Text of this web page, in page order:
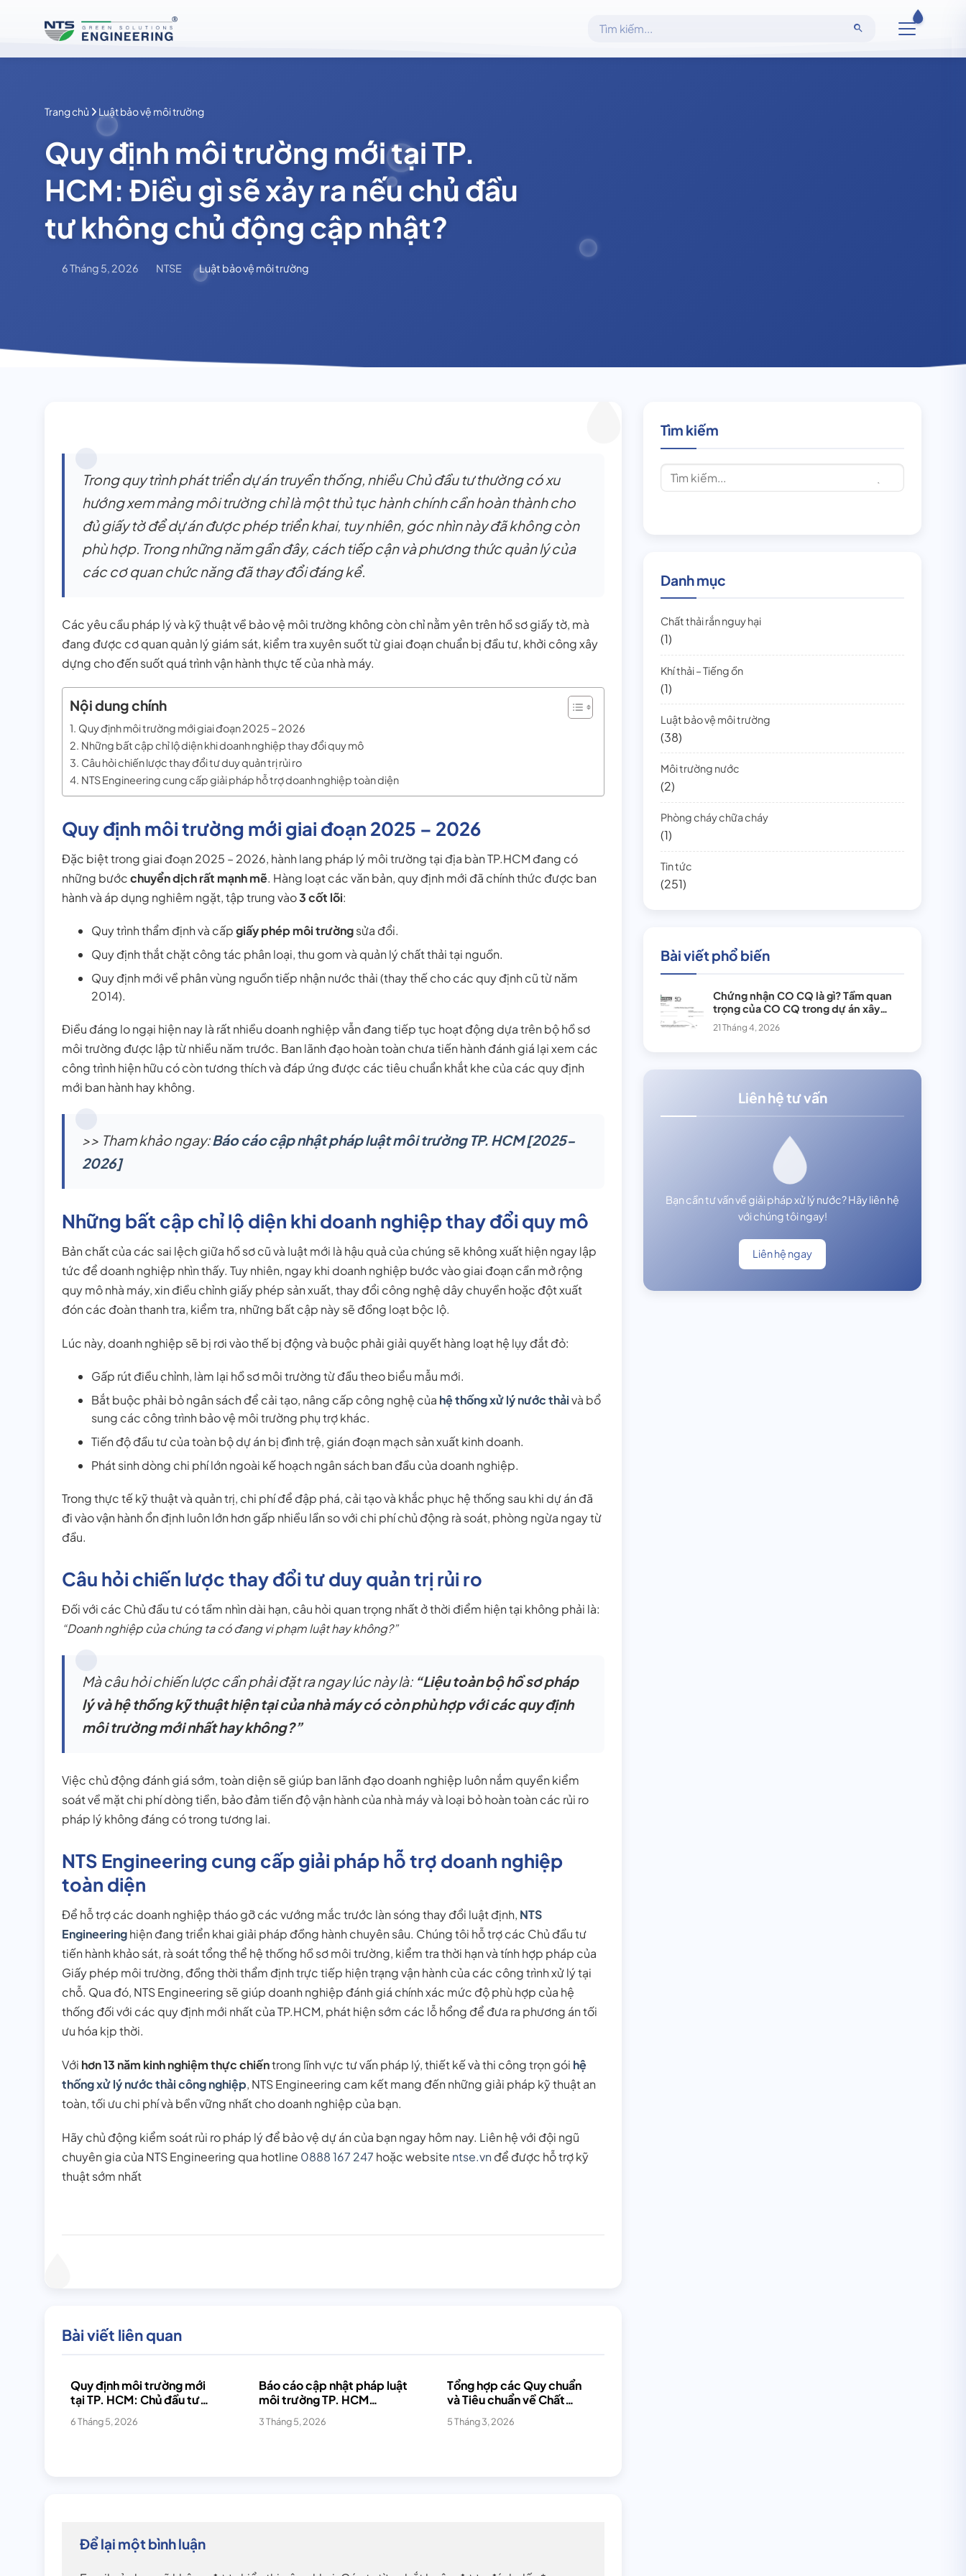
dung
Trang chủ Luật bảo vệ môi trường
Quy định môi trường mới tại TP.
HCM: Điều gì sẽ xảy ra nếu chủ đầu
tư không chủ động cập nhật?
6 Tháng 5, 2026 NTSE Luật bảo vệ môi trường
Trong quy trình phát triển dự án truyền thống, nhiều Chủ đầu tư thường có xu
hướng xem mảng môi trường chỉ là một thủ tục hành chính cần hoàn thành cho
đủ giấy tờ để dự án được phép triển khai, tuy nhiên, góc nhìn này đã không còn
phù hợp. Trong những năm gần đây, cách tiếp cận và phương thức quản lý của
các cơ quan chức năng đã thay đổi đáng kể.
Các yêu cầu pháp lý và kỹ thuật về bảo vệ môi trường không còn chỉ nằm yên trên hồ sơ giấy tờ, mà
đang được cơ quan quản lý giám sát, kiểm tra xuyên suốt từ giai đoạn chuẩn bị đầu tư, khởi công xây
dựng cho đến suốt quá trình vận hành thực tế của nhà máy.
Nội dung chính
Quy định môi trường mới giai đoạn 2025 – 2026
Những bất cập chỉ lộ diện khi doanh nghiệp thay đổi quy mô
Câu hỏi chiến lược thay đổi tư duy quản trị rủi ro
NTS Engineering cung cấp giải pháp hỗ trợ doanh nghiệp toàn diện
Quy định môi trường mới giai đoạn 2025 – 2026
Đặc biệt trong giai đoạn 2025 – 2026, hành lang pháp lý môi trường tại địa bàn TP.HCM đang có
những bướcchuyển dịch rất mạnh mẽ. Hàng loạt các văn bản, quy định mới đã chính thức được ban
hành và áp dụng nghiêm ngặt, tập trung vào3 cốt lõi:
Quy trình thẩm định và cấpgiấy phép môi trườngsửa đổi.
Quy định thắt chặt công tác phân loại, thu gom và quản lý chất thải tại nguồn.
Quy định mới về phân vùng nguồn tiếp nhận nước thải (thay thế cho các quy định cũ từ năm
2014).
Điều đáng lo ngại hiện nay là rất nhiều doanh nghiệp vẫn đang tiếp tục hoạt động dựa trên bộ hồ sơ
môi trường được lập từ nhiều năm trước. Ban lãnh đạo hoàn toàn chưa tiến hành đánh giá lại xem các
công trình hiện hữu có còn tương thích và đáp ứng được các tiêu chuẩn khắt khe của các quy định
mới ban hành hay không.
>> Tham khảo ngay:Báo cáo cập nhật pháp luật môi trường TP. HCM [2025-
2026]
Những bất cập chỉ lộ diện khi doanh nghiệp thay đổi quy mô
Bản chất của các sai lệch giữa hồ sơ cũ và luật mới là hậu quả của chúng sẽ không xuất hiện ngay lập
tức để doanh nghiệp nhìn thấy. Tuy nhiên, ngay khi doanh nghiệp bước vào giai đoạn cần mở rộng
quy mô nhà máy, xin điều chỉnh giấy phép sản xuất, thay đổi công nghệ dây chuyền hoặc đột xuất
đón các đoàn thanh tra, kiểm tra, những bất cập này sẽ đồng loạt bộc lộ.
Lúc này, doanh nghiệp sẽ bị rơi vào thế bị động và buộc phải giải quyết hàng loạt hệ lụy đắt đỏ:
Gấp rút điều chỉnh, làm lại hồ sơ môi trường từ đầu theo biểu mẫu mới.
Bắt buộc phải bỏ ngân sách để cải tạo, nâng cấp công nghệ của hệ thống xử lý nước thảivà bổ
sung các công trình bảo vệ môi trường phụ trợ khác.
Tiến độ đầu tư của toàn bộ dự án bị đình trệ, gián đoạn mạch sản xuất kinh doanh.
Phát sinh dòng chi phí lớn ngoài kế hoạch ngân sách ban đầu của doanh nghiệp.
Trong thực tế kỹ thuật và quản trị, chi phí để đập phá, cải tạo và khắc phục hệ thống sau khi dự án đã
đi vào vận hành ổn định luôn lớn hơn gấp nhiều lần so với chi phí chủ động rà soát, phòng ngừa ngay từ
đầu.
Câu hỏi chiến lược thay đổi tư duy quản trị rủi ro
Đối với các Chủ đầu tư có tầm nhìn dài hạn, câu hỏi quan trọng nhất ở thời điểm hiện tại không phải là:
“Doanh nghiệp của chúng ta có đang vi phạm luật hay không?”
Mà câu hỏi chiến lược cần phải đặt ra ngay lúc này là: “Liệu toàn bộ hồ sơ pháp
lý và hệ thống kỹ thuật hiện tại của nhà máy có còn phù hợp với các quy định
môi trường mới nhất hay không?”
Việc chủ động đánh giá sớm, toàn diện sẽ giúp ban lãnh đạo doanh nghiệp luôn nắm quyền kiểm
soát về mặt chi phí dòng tiền, bảo đảm tiến độ vận hành của nhà máy và loại bỏ hoàn toàn các rủi ro
pháp lý không đáng có trong tương lai.
NTS Engineering cung cấp giải pháp hỗ trợ doanh nghiệp
toàn diện
Để hỗ trợ các doanh nghiệp tháo gỡ các vướng mắc trước làn sóng thay đổi luật định, NTS
Engineeringhiện đang triển khai giải pháp đồng hành chuyên sâu. Chúng tôi hỗ trợ các Chủ đầu tư
tiến hành khảo sát, rà soát tổng thể hệ thống hồ sơ môi trường, kiểm tra thời hạn và tính hợp pháp của
Giấy phép môi trường, đồng thời thẩm định trực tiếp hiện trạng vận hành của các công trình xử lý tại
chỗ. Qua đó, NTS Engineering sẽ giúp doanh nghiệp đánh giá chính xác mức độ phù hợp của hệ
thống đối với các quy định mới nhất của TP.HCM, phát hiện sớm các lỗ hổng để đưa ra phương án tối
ưu hóa kịp thời.
Với hơn 13 năm kinh nghiệm thực chiếntrong lĩnh vực tư vấn pháp lý, thiết kế và thi công trọn gói hệ
thống xử lý nước thải công nghiệp, NTS Engineering cam kết mang đến những giải pháp kỹ thuật an
toàn, tối ưu chi phí và bền vững nhất cho doanh nghiệp của bạn.
Hãy chủ động kiểm soát rủi ro pháp lý để bảo vệ dự án của bạn ngay hôm nay. Liên hệ với đội ngũ
chuyên gia của NTS Engineering qua hotline 0888 167 247 hoặc website ntse.vn để được hỗ trợ kỹ
thuật sớm nhất
Bài viết liên quan
Quy định môi trường mới
tại TP. HCM: Chủ đầu tư
6 Tháng 5, 2026
Báo cáo cập nhật pháp luật
môi trường TP. HCM
3 Tháng 5, 2026
Tổng hợp các Quy chuẩn
và Tiêu chuẩn về Chất
5 Tháng 3, 2026
Để lại một bình luận
Tìm kiếm
Danh mục
Chất thải rắn nguy hại
(1)
Khí thải – Tiếng ồn
(1)
Luật bảo vệ môi trường
(38)
Môi trường nước
(2)
Phòng cháy chữa cháy
(1)
Tin tức
(251)
Bài viết phổ biến
Chứng nhận CO CQ là gì? Tầm quan
trọng của CO CQ trong dự án xây
dựng
21 Tháng 4, 2026
Liên hệ tư vấn
Bạn cần tư vấn về giải pháp xử lý nước? Hãy liên hệ
với chúng tôi ngay!
Liên hệ ngay